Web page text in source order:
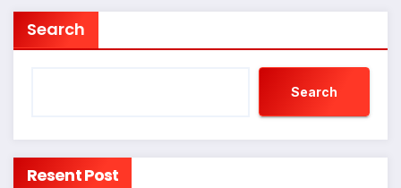
Search
Search
Resent Post